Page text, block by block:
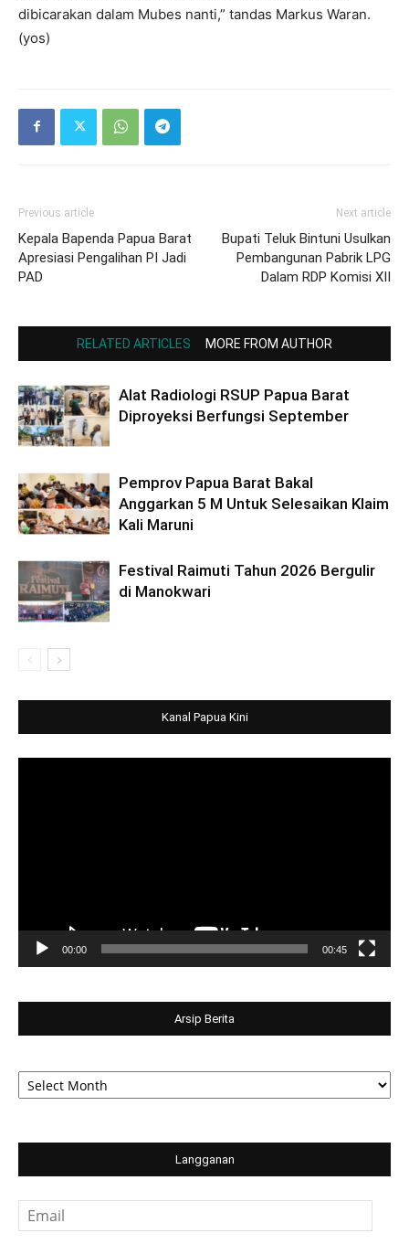
dibicarakan dalam Mubes nanti,” tandas Markus Waran.
(yos)
Previous article
Kepala Bapenda Papua Barat
Apresiasi Pengalihan PI Jadi
PAD
Next article
Bupati Teluk Bintuni Usulkan
Pembangunan Pabrik LPG
Dalam RDP Komisi XII
RELATED ARTICLES MORE FROM AUTHOR
Alat Radiologi RSUP Papua Barat
Diproyeksi Berfungsi September
Pemprov Papua Barat Bakal
Anggarkan 5 M Untuk Selesaikan Klaim
Kali Maruni
Festival Raimuti Tahun 2026 Bergulir
di Manokwari
Kanal Papua Kini
00:00 00:45
Arsip Berita
Arsip
Berita
Langganan
Email